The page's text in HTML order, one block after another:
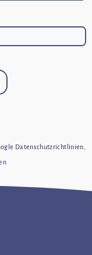
Datenschutzrichtlinien